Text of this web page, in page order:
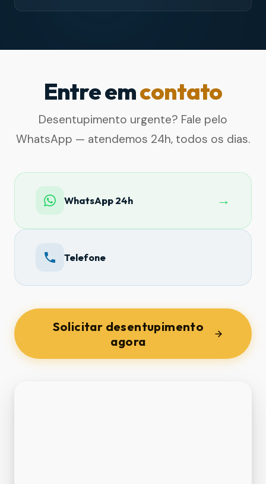
Entre emcontato
Desentupimento urgente? Fale pelo
WhatsApp — atendemos 24h, todos os dias.
WhatsApp 24h →
Telefone
Solicitar desentupimento
agora